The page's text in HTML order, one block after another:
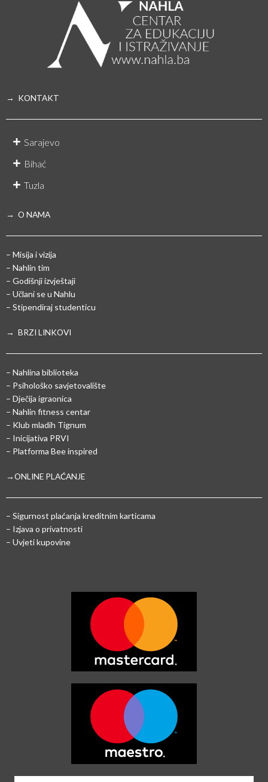
→ KONTAKT
Sarajevo
Bihać
Tuzla
→ O NAMA
– Misija i vizija
– Nahlin tim
– Godišnji izvještaji
– Učlani se u Nahlu
– Stipendiraj studenticu
→ BRZI LINKOVI
– Nahlina biblioteka
– Psihološko savjetovalište
– Dječija igraonica
– Nahlin fitness centar
– Klub mladih Tignum
– Inicijativa PRVI
– Platforma Bee inspired
→ONLINE PLAĆANJE
– Sigurnost plaćanja kreditnim karticama
– Izjava o privatnosti
– Uvjeti kupovine